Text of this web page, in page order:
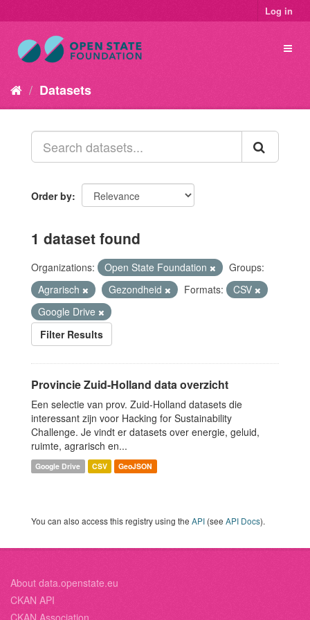
Log in
Datasets
Order by
1 dataset found
Organizations: Open State Foundation
Groups:
Agrarisch
Gezondheid Formats:
CSV
Google Drive
Filter Results
Provincie Zuid-Holland data overzicht
Een selectie van prov. Zuid-Holland datasets die
interessant zijn voor Hacking for Sustainability
Challenge. Je vindt er datasets over energie, geluid,
ruimte, agrarisch en...
Google Drive CSV GeoJSON
You can also access this registry using the API (see API Docs).
About data.openstate.eu
CKAN API
CKAN Association